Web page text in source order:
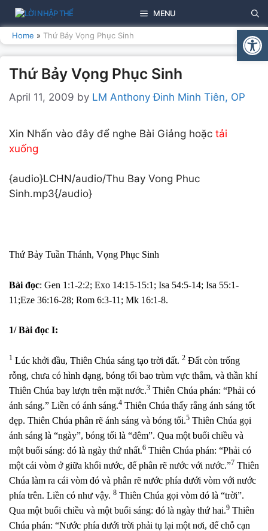
Skip
to
content
MENU
Home » Thứ Bảy Vọng Phục Sinh
Thứ Bảy Vọng Phục Sinh
April 11, 2009 by LM Anthony Đinh Minh Tiên, OP
Xin Nhấn vào đây để nghe Bài Giảng hoặc tải
xuống
{audio}LCHN/audio/Thu Bay Vong Phuc
Sinh.mp3{/audio}
Thứ Bảy Tuần Thánh, Vọng Phục Sinh
Bài đọc: Gen 1:1-2:2; Exo 14:15-15:1; Isa 54:5-14; Isa 55:1-
11;Eze 36:16-28; Rom 6:3-11; Mk 16:1-8.
1/ Bài đọc I:
1 Lúc khởi đầu, Thiên Chúa sáng tạo trời đất. 2 Đất còn trống
rỗng, chưa có hình dạng, bóng tối bao trùm vực thẳm, và thần khí
Thiên Chúa bay lượn trên mặt nước.3 Thiên Chúa phán: “Phải có
ánh sáng.” Liền có ánh sáng.4 Thiên Chúa thấy rằng ánh sáng tốt
đẹp. Thiên Chúa phân rẽ ánh sáng và bóng tối.5 Thiên Chúa gọi
ánh sáng là “ngày”, bóng tối là “đêm”. Qua một buổi chiều và
một buổi sáng: đó là ngày thứ nhất.6 Thiên Chúa phán: “Phải có
một cái vòm ở giữa khối nước, để phân rẽ nước với nước.”7 Thiên
Chúa làm ra cái vòm đó và phân rẽ nước phía dưới vòm với nước
phía trên. Liền có như vậy. 8 Thiên Chúa gọi vòm đó là “trời”.
Qua một buổi chiều và một buổi sáng: đó là ngày thứ hai.9 Thiên
Chúa phán: “Nước phía dưới trời phải tụ lại một nơi, để chỗ cạn